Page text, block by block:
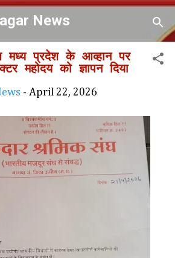
to main content
News
मध्य प्रदेश के आव्हान पर
महोदय को ज्ञापन दिया
- April 22, 2026